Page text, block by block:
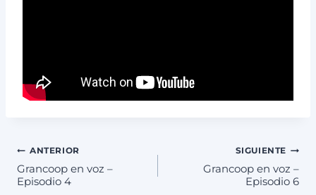
Navegación
de
ANTERIOR
Grancoop en voz –
Episodio 4
SIGUIENTE
Grancoop en voz –
Episodio 6